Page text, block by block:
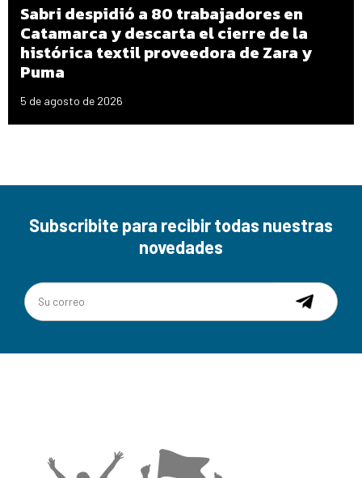
Sabri despidió a 80 trabajadores en
Catamarca y descarta el cierre de la
histórica textil proveedora de Zara y
Puma
5 de agosto de 2026
Subscribite para recibir todas nuestras
novedades